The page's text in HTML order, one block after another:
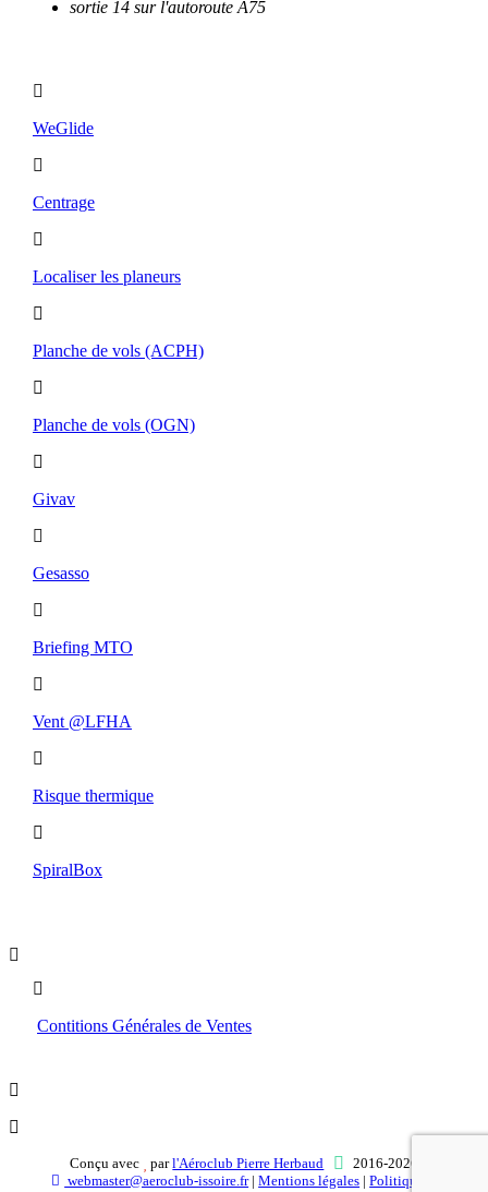
sortie 14 sur l'autoroute A75
WeGlide
Centrage
Localiser les planeurs
Planche de vols (ACPH)
Planche de vols (OGN)
Givav
Gesasso
Briefing MTO
Vent @LFHA
Risque thermique
SpiralBox
Contitions Générales de Ventes
Conçu avec parl'Aéroclub Pierre Herbaud
2016-2026
webmaster@aeroclub-issoire.fr|Mentions légales |Politique de